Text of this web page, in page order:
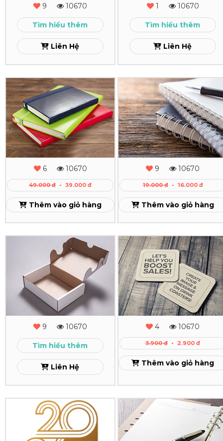
Rẻ
TPHCM
9 10670
Tìm hiểu thêm
Liên Hệ
Xem
1 10670
Tìm hiểu thêm
Liên Hệ
In
Sổ
Tay
Da
Gáy
Xem
6 10670
49.000 đ - 39.000 đ
Thêm vào giỏ hàng
In
Sổ
Tay
Gáy
Xo
Theo
Cầu
Xem
9 10670
19.000 đ - 16.000 đ
Thêm vào giỏ hàng
Bồi
Carton
9 10670
Tìm hiểu thêm
Liên Hệ
In
Đế
Lót
Ly
-
Miếng
Giấy
Giá
4 10670
3.900 đ - 2.900 đ
Thêm vào giỏ hàng
In
Sổ